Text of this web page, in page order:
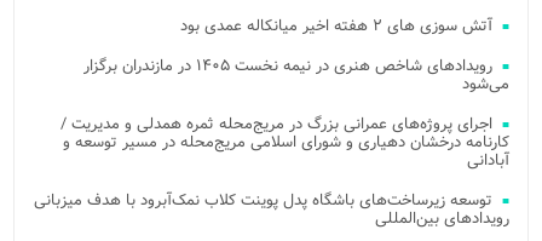
آتش‌ سوزی‌ های ۲ هفته اخیر میانکاله عمدی بود
رویدادهای شاخص هنری در نیمه نخست ۱۴۰۵ در مازندران برگزار
می‌شود
اجرای پروژه‌های عمرانی بزرگ در مریج‌محله ثمره همدلی و مدیریت /
کارنامه درخشان دهیاری و شورای اسلامی مریج‌محله در مسیر توسعه و
آبادانی
توسعه زیرساخت‌های باشگاه پدل پوینت کلاب نمک‌آبرود با هدف میزبانی
رویدادهای بین‌المللی